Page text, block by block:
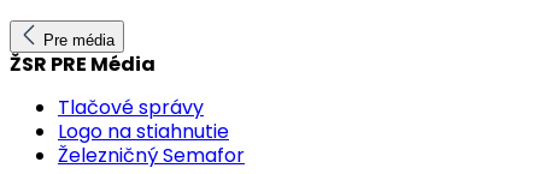
Pre média
ŽSR PRE Média
Tlačové správy
Logo na stiahnutie
Železničný Semafor